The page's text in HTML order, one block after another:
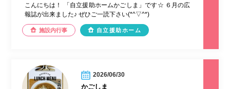
こんにちは！ 「自立援助ホームかごしま」です☆ ６月の広
報誌が出来ました♪ ぜひご一読下さい(*^▽^*)
施設内行事 自立援助ホーム
2026/06/30
かごしま